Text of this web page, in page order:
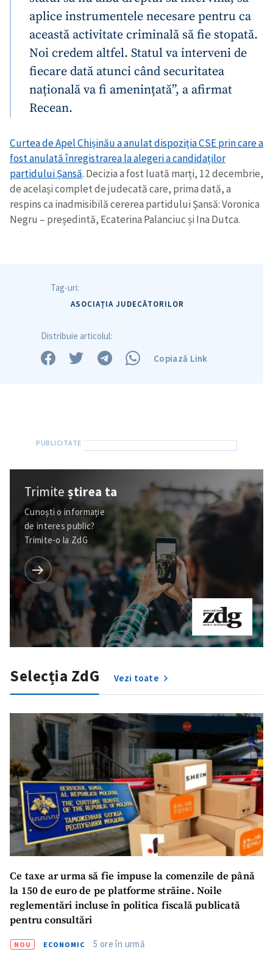
aplice instrumentele necesare pentru ca
această activitate criminală să fie stopată.
Noi credem altfel. Statul va interveni de
fiecare dată atunci când securitatea
națională va fi amenințată”, a afirmat
Recean.
Curtea de Apel Chișinău a anulat dispoziția CSE prin care a
fost anulată înregistrarea la alegeri a candidaților
partidului Șansă. Decizia a fost luată marți, 12 decembrie,
de același complet de judecată care, prima dată, a
respins ca inadmisibilă cererea partidului Șansă: Voronica
Negru – președintă, Ecaterina Palanciuc și Ina Dutca.
Tag-uri:
ASOCIAȚIA JUDECĂTORILOR
Distribuie articolul:
Copiază Link
Trimiteștirea ta
Cunoști o informație
de interes public?
Trimite-o la ZdG
Selecția ZdG Vezi toate
Ce taxe ar urma să fie impuse la comenzile de până
la 150 de euro de pe platforme străine. Noile
reglementări incluse în politica fiscală publicată
pentru consultări
NOU ECONOMIC 5 ore în urmă
Titlu știre
+ Adaugă titlu
Fotografie
+ Încarcă imagine